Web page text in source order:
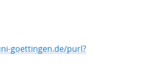
goettingen.de/purl?